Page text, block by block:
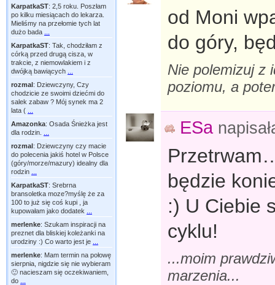
KarpatkaST: 2,5 roku. Poszłam
po kilku miesiącach do lekarza.
Mieliśmy na przełomie tych lat
dużo bada
KarpatkaST: Tak, chodziłam z
córką przed drugą cisza, w
trakcie, z niemowlakiem i z
dwójką bawiących
rozmal: Dziewczyny, Czy
chodzicie ze swoimi dziećmi do
salek zabaw ? Mój synek ma 2
lata (
Amazonka: Osada Śnieżka jest
dla rodzin.
rozmal: Dziewczyny czy macie
do polecenia jakiś hotel w Polsce
(góry/morze/mazury) idealny dla
rodzin
KarpatkaST: Srebrna
bransoletka moze?myślę że za
100 to już się coś kupi , ja
kupowałam jako dodatek
merlenke: Szukam inspiracji na
preznet dla bliskiej koleżanki na
urodziny :) Co warto jest je
merlenke: Mam termin na połowę
sierpnia, nigdzie się nie wybieram
🙂 nacieszam się oczekiwaniem,
do
od Moni
do góry,
Nie polemizuj z
poziomu, a
ESa
będzie
:) U Ciebie
cyklu!
...moim
marzenia...